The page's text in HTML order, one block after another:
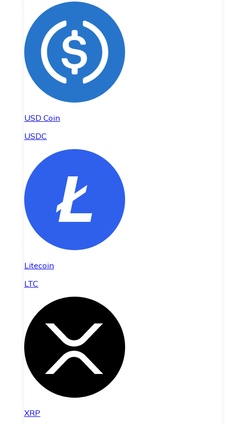
USD Coin
USDC
Litecoin
LTC
XRP